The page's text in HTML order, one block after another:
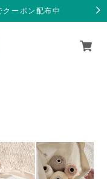
ーポン配布中